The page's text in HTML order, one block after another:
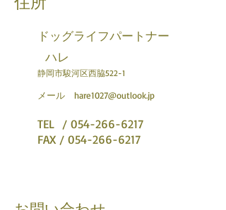
ドッグライフパートナー
ハレ
静岡市駿河区西脇522-1
メール hare1027@outlook.jp
TEL / 054-266-6217
FAX / 054-266-6217